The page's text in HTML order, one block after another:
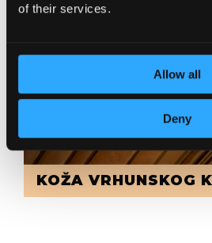
of their services.
Allow all
Deny
KOŽA VRHUNSKOG